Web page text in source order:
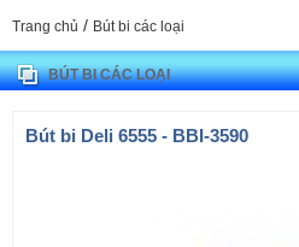
Trang chủ / Bút bi các loại
BÚT BI CÁC LOẠI
Bút bi Deli 6555 - BBI-3590